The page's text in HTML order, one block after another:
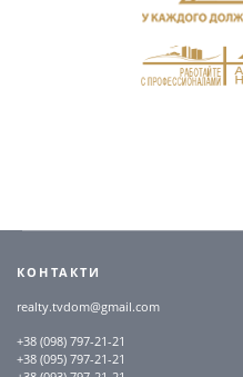
КОНТАКТИ
realty.tvdom@gmail.com
+38 (098) 797-21-21
+38 (095) 797-21-21